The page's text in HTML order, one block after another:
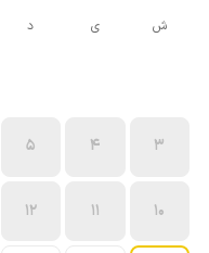
ش ی د
3
4
5
10
11
12